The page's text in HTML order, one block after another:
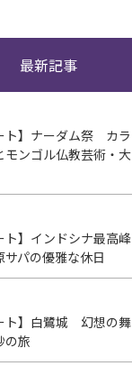
最新記事
ト】ナーダム祭 カラ
モンゴル仏教芸術・大
ト】インドシナ最高峰
サパの優雅な休日
ト】白鷺城 幻想の舞
の旅